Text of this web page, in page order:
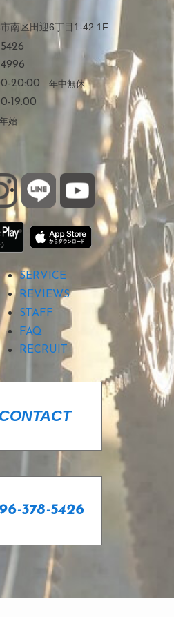
南区田迎6丁目1-42 1F
20:00 年中無休
19:00
始
SERVICE
REVIEWS
STAFF
FAQ
RECRUIT
CONTACT
378-5426